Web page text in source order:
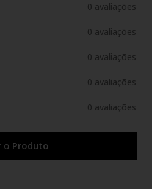
0 avaliações
0 avaliações
0 avaliações
0 avaliações
0 avaliações
o Produto